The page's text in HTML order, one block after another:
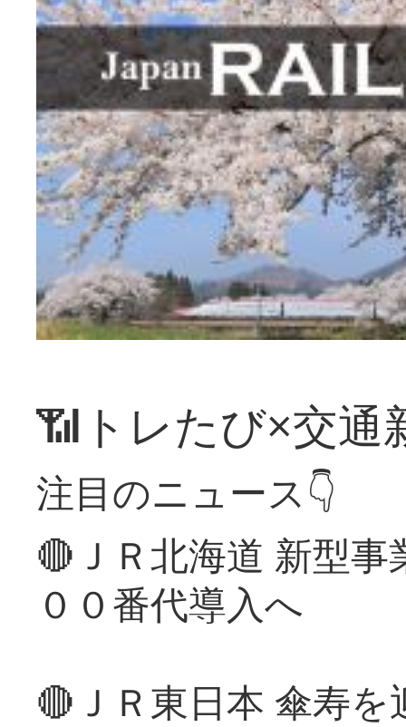
📶トレたび×交通
注目のニュース👇
🔴ＪＲ北海道 新型
００番代導入へ
🔴ＪＲ東日本 傘寿